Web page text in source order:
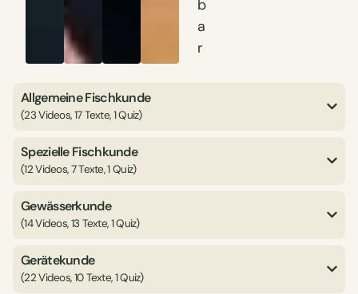
b
a
r
Allgemeine Fischkunde
(23 Videos, 17 Texte, 1 Quiz)
Spezielle Fischkunde
(12 Videos, 7 Texte, 1 Quiz)
Gewässerkunde
(14 Videos, 13 Texte, 1 Quiz)
Gerätekunde
(22 Videos, 10 Texte, 1 Quiz)